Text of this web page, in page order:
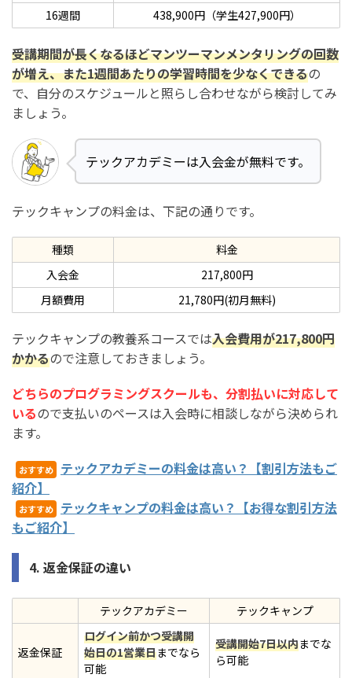
16週間 438,900円（学生427,900円）
受講期間が長くなるほどマンツーマンメンタリングの回数
が増え、また1週間あたりの学習時間を少なくできるの
で、自分のスケジュールと照らし合わせながら検討してみ
ましょう。
テックアカデミーは入会金が無料です。
テックキャンプの料金は、下記の通りです。
種類
料金
入会金
217,800円
月額費用
21,780円(初月無料)
テックキャンプの教養系コースでは入会費用が217,800円
かかるので注意しておきましょう。
どちらのプログラミングスクールも、分割払いに対応して
いるので支払いのペースは入会時に相談しながら決められ
ます。
おすすめ
テックアカデミーの料金は高い？【割引方法もご
紹介】
おすすめ
テックキャンプの料金は高い？【お得な割引方法
もご紹介】
4. 返金保証の違い
テックアカデミー テックキャンプ
返金保証
ログイン前かつ受講開
始日の1営業日までなら
可能
受講開始7日以内までな
ら可能